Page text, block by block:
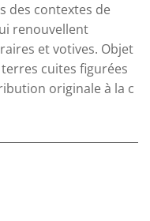
des contextes de
renouvellent
et votives. Objet
cuites figurées
originale à la c